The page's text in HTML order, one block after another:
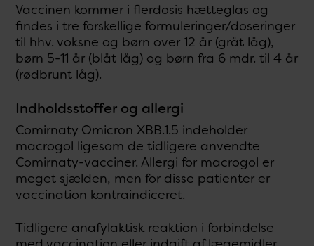
Vaccinen kommer i flerdosis hætteglas og
findes i tre forskellige formuleringer/doseringer
til hhv. voksne og børn over 12 år (gråt låg),
børn 5-11 år (blåt låg) og børn fra 6 mdr. til 4 år
(rødbrunt låg).
Indholdsstoffer og allergi
Comirnaty Omicron XBB.1.5 indeholder
macrogol ligesom de tidligere anvendte
Comirnaty-vacciner. Allergi for macrogol er
meget sjælden, men for disse patienter er
vaccination kontraindiceret.
Tidligere anafylaktisk reaktion i forbindelse